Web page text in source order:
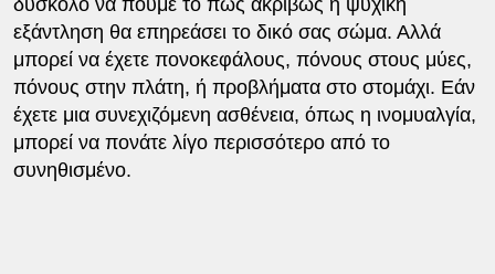
εξάντληση θα επηρεάσει το δικό σας σώμα. Αλλά
μπορεί να έχετε πονοκεφάλους, πόνους στους μύες,
πόνους στην πλάτη, ή προβλήματα στο στομάχι. Εάν
έχετε μια συνεχιζόμενη ασθένεια, όπως η ινομυαλγία,
μπορεί να πονάτε λίγο περισσότερο από το
συνηθισμένο.